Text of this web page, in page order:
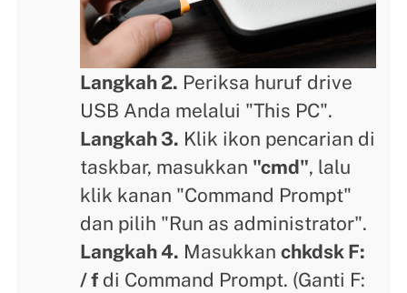
Langkah 2. Periksa huruf drive
USB Anda melalui "This PC".
Langkah 3. Klik ikon pencarian di
taskbar, masukkan "cmd", lalu
klik kanan "Command Prompt"
dan pilih "Run as administrator".
Langkah 4. Masukkanchkdsk F:
/ f di Command Prompt. (Ganti F: